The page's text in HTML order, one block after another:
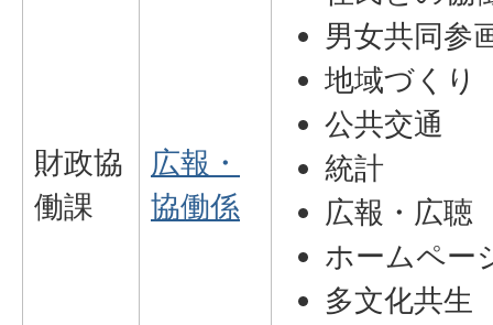
財政協
働課
広報・
協働係
男女共同参
地域づくり
公共交通
統計
広報・広聴
ホームペー
多文化共生